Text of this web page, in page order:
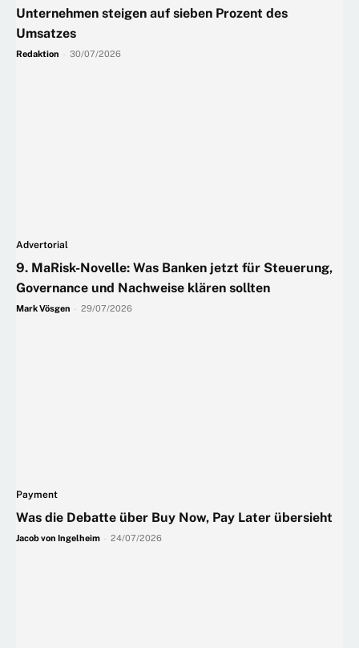
Unternehmen steigen auf sieben Prozent des
Umsatzes
Redaktion 30/07/2026
Advertorial
9. MaRisk-Novelle: Was Banken jetzt für Steuerung,
Governance und Nachweise klären sollten
Mark Vösgen 29/07/2026
Payment
Was die Debatte über Buy Now, Pay Later übersieht
Jacob von Ingelheim 24/07/2026